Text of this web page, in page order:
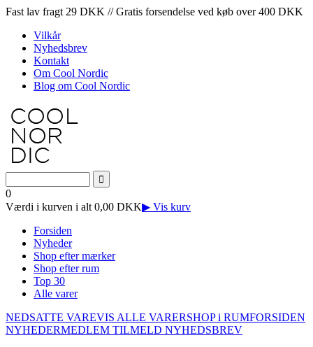
Fast lav fragt 29 DKK // Gratis forsendelse ved køb over 400 DKK
Vilkår
Nyhedsbrev
Kontakt
Om Cool Nordic
Blog om Cool Nordic
0
Værdi i kurven i alt 0,00 DKK▶ Vis kurv
Forsiden
Nyheder
Shop efter mærker
Shop efter rum
Top 30
Alle varer
NEDSATTE VAREVIS ALLE VARERSHOP i RUMFORSIDEN
NYHEDERMEDLEM TILMELD NYHEDSBREV